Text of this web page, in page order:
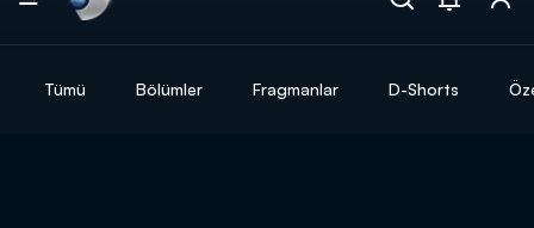
Tümü Bölümler Fragmanlar D-Shorts